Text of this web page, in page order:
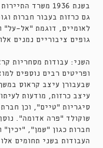
בשנת 1936 משרד
גם כרזות בעבור חברות
לאומיים, דוגמת "אל-על"
גופים ציבוריים נמנים
השני: עבודות מסחריות
ופריטים רבים נוספים
שבעבורן עיצב קראוס
עיצב כרזות, מודעות
סיגריות "טיים", וכן
שוקולד "פרה אדומה".
חברות כגון "שמן",
העבודות בשני תחומים